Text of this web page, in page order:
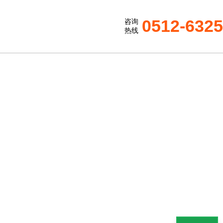
咨询
热线 0512-